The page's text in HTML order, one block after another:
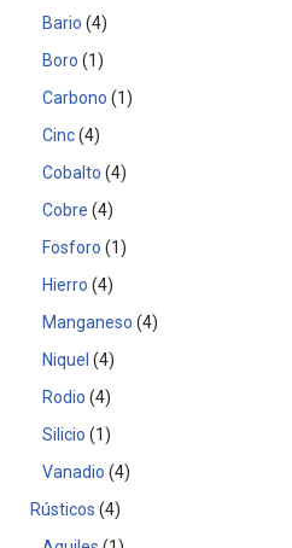
Bario 4
Boro
1
Carbono
1
Cinc 4
Cobalto 4
Cobre 4
Fosforo
1
Hierro 4
Manganeso 4
Niquel
4
Rodio 4
Silicio
1
Vanadio 4
Rústicos 4